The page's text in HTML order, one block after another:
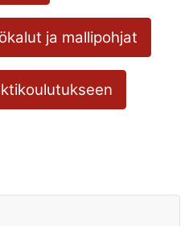
ja mallipohjat